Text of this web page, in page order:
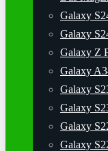
Galaxy
Galaxy
Galaxy Z
Galaxy
Galaxy
Galaxy
Galaxy
Galaxy